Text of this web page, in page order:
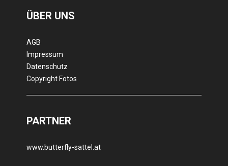
ÜBER UNS
AGB
Impressum
Datenschutz
Copyright Fotos
PARTNER
www.butterfly-sattel.at